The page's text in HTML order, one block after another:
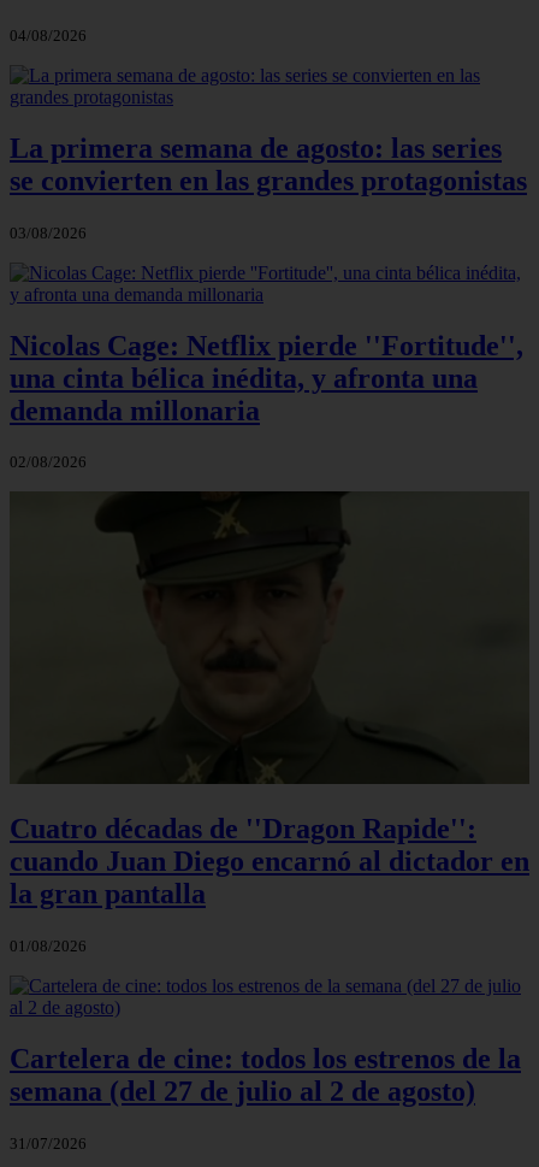
04/08/2026
La primera semana de agosto: las series
se convierten en las grandes protagonistas
03/08/2026
Nicolas Cage: Netflix pierde ''Fortitude'',
una cinta bélica inédita, y afronta una
demanda millonaria
02/08/2026
Cuatro décadas de ''Dragon Rapide'':
cuando Juan Diego encarnó al dictador en
la gran pantalla
01/08/2026
Cartelera de cine: todos los estrenos de la
semana (del 27 de julio al 2 de agosto)
31/07/2026